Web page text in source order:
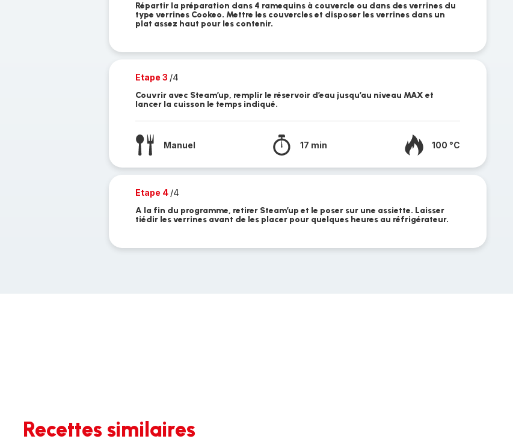
Répartir la préparation dans 4 ramequins à couvercle ou dans des verrines du
type verrines Cookeo. Mettre les couvercles et disposer les verrines dans un
plat assez haut pour les contenir.
Etape 3 /4
Couvrir avec Steam’up, remplir le réservoir d’eau jusqu’au niveau MAX et
lancer la cuisson le temps indiqué.
Manuel 17 min 100 °C
Etape 4 /4
A la fin du programme, retirer Steam’up et le poser sur une assiette. Laisser
tiédir les verrines avant de les placer pour quelques heures au réfrigérateur.
Recettes similaires